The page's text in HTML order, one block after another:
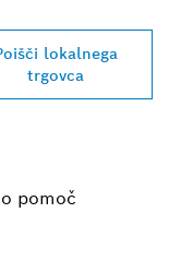
lokalnega
trgovca
pomoč